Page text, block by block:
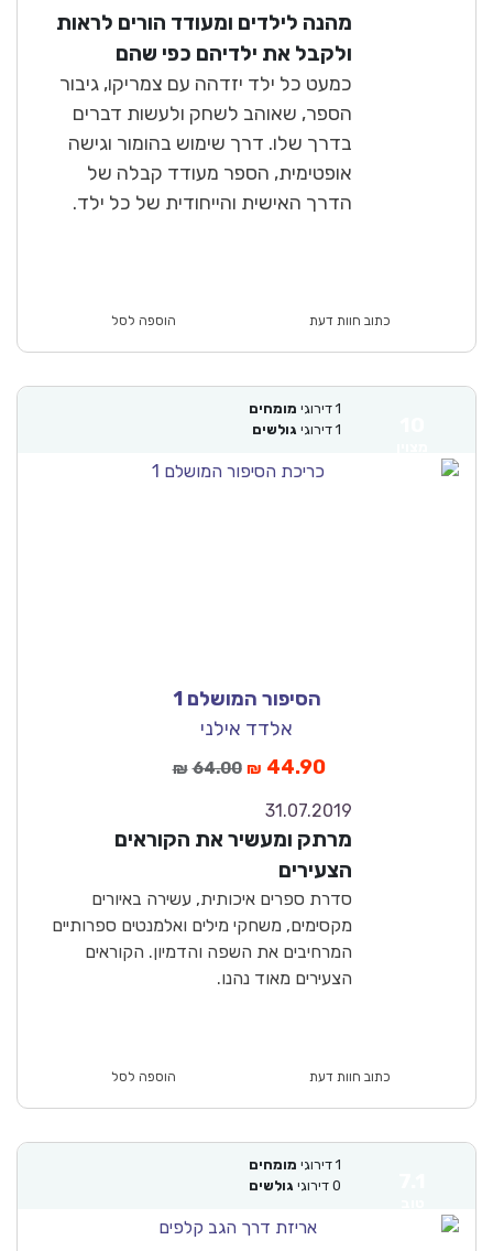
מהנה לילדים ומעודד הורים לראות
ולקבל את ילדיהם כפי שהם
כמעט כל ילד יזדהה עם צמריקו, גיבור
הספר, שאוהב לשחק ולעשות דברים
בדרך שלו. דרך שימוש בהומור וגישה
אופטימית, הספר מעודד קבלה של
הדרך האישית והייחודית של כל ילד.
כתוב חוות דעת הוספה לסל
דירוגימומחים
דירוגיגולשים
הסיפור המושלם 1
אלדד אילני
₪ 64.00 ₪ 44.90
31.07.2019
מרתק ומעשיר את הקוראים
הצעירים
סדרת ספרים איכותית, עשירה באיורים
מקסימים, משחקי מילים ואלמנטים ספרותיים
המרחיבים את השפה והדמיון. הקוראים
הצעירים מאוד נהנו.
כתוב חוות דעת הוספה לסל
דירוגימומחים
דירוגיגולשים